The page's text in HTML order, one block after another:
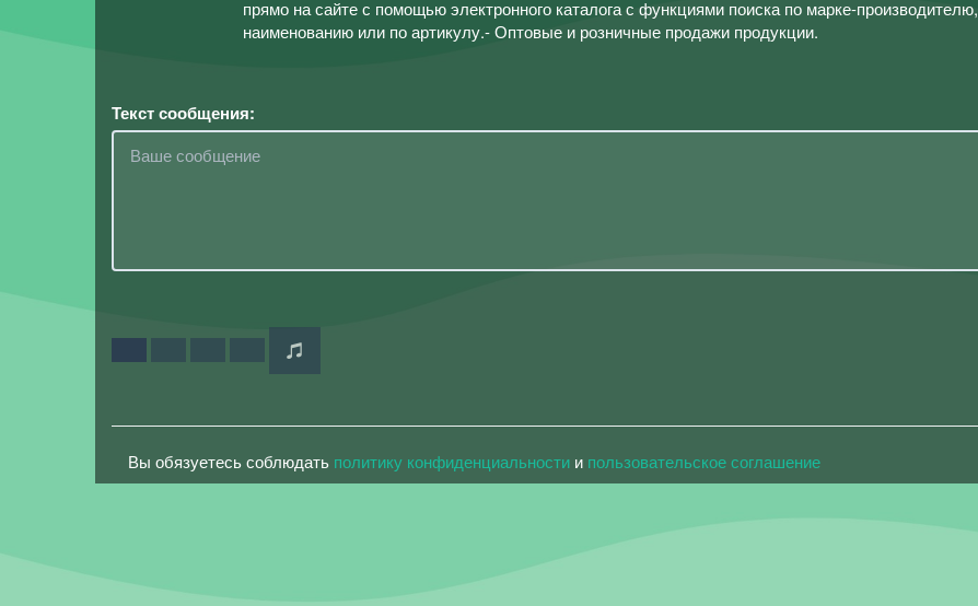
прямо на сайте с помощью электронного каталога с функциями поиска по марке-производителю,
наименованию или по артикулу.- Оптовые и розничные продажи продукции.
Текст сообщения:
Вы обязуетесь соблюдать политику конфиденциальности и пользовательское соглашение